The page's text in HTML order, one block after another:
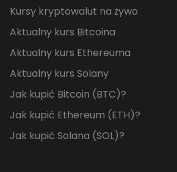
Kursy kryptowalut na żywo
Aktualny kurs Bitcoina
Aktualny kurs Ethereuma
Aktualny kurs Solany
Jak kupić Bitcoin (BTC)?
Jak kupić Ethereum (ETH)?
Jak kupić Solana (SOL)?